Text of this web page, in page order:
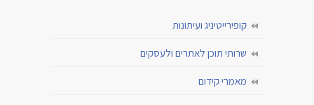
קופירייטיניג ועיתונות
שרותי תוכן לאתרים ולעסקים
מאמרי קידום